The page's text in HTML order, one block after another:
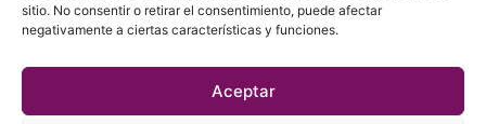
sitio. No consentir o retirar el consentimiento, puede afectar
negativamente a ciertas características y funciones.
Aceptar